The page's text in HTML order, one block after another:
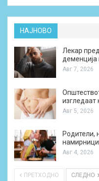
НАЈНОВО
Лекар
деменција
Авг 7, 2026
изгледаат
Авг 5, 2026
Родители,
Авг 4, 2026
ПРЕТХОДНО СЛЕДНО